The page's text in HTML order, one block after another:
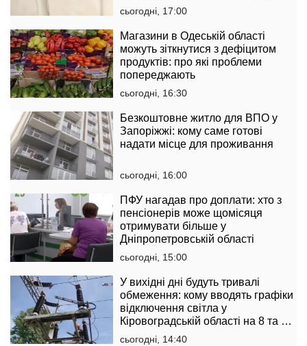
сьогодні, 17:00
Магазини в Одеській області
можуть зіткнутися з дефіцитом
продуктів: про які проблеми
попереджають
сьогодні, 16:30
Безкоштовне житло для ВПО у
Запоріжжі: кому саме готові
надати місце для проживання
сьогодні, 16:00
ПФУ нагадав про доплати: хто з
пенсіонерів може щомісяця
отримувати більше у
Дніпропетровській області
сьогодні, 15:00
У вихідні дні будуть тривалі
обмеження: кому вводять графіки
відключення світла у
Кіровоградській області на 8 та 9
серпня
сьогодні, 14:40